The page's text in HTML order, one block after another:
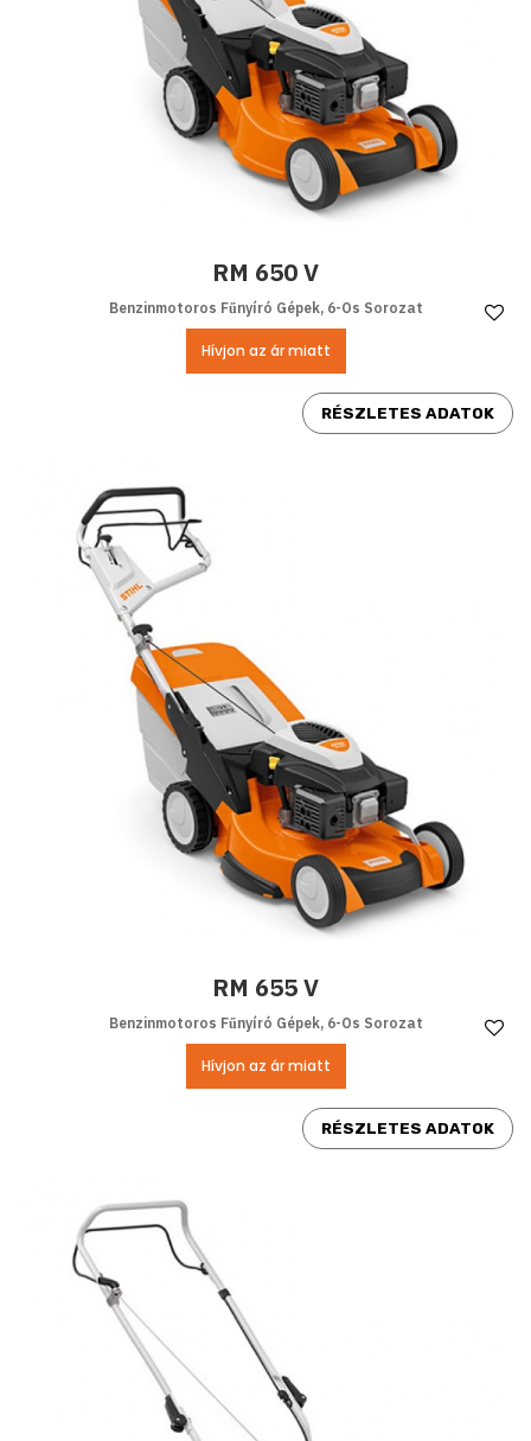
RM 650 V
Benzinmotoros Fűnyíró Gépek, 6-Os Sorozat
Hívjon az ár miatt
RÉSZLETES ADATOK
RM 655 V
Benzinmotoros Fűnyíró Gépek, 6-Os Sorozat
Hívjon az ár miatt
RÉSZLETES ADATOK